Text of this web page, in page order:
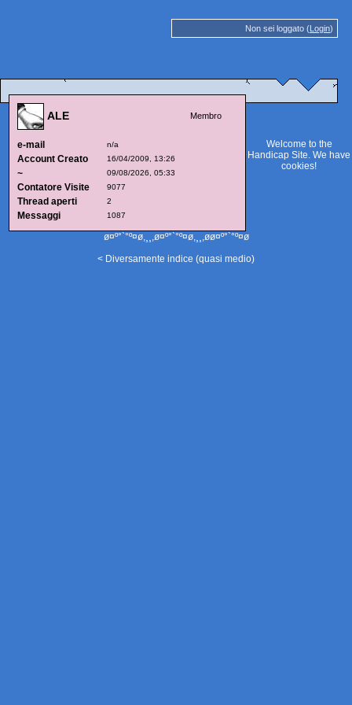
Non sei loggato (Login)
ALE Membro
e-mail n/a
Account Creato 16/04/2009, 13:26
~ 09/08/2026, 05:33
Contatore Visite 9077
Thread aperti 2
Messaggi 1087
Welcome to the
Handicap Site. We have
cookies!
ø¤º°`°º¤ø,¸¸,ø¤º°`°º¤ø,¸¸,øø¤º°`°º¤ø
< Diversamente indice (quasi medio)